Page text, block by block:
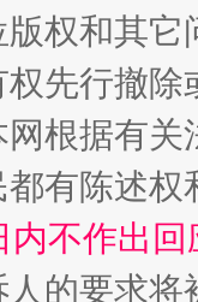
权和其它
先行撤
根据有
有陈述
不作出
的要求将